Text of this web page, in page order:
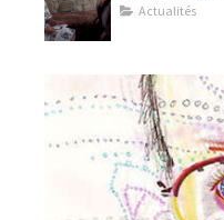
Actualités